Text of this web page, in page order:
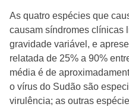
As quatro espécies que
causam síndromes clínicas
gravidade variável, e
relatada de 25% a 90%
média é de
o vírus do Sudão são
virulência; as outras